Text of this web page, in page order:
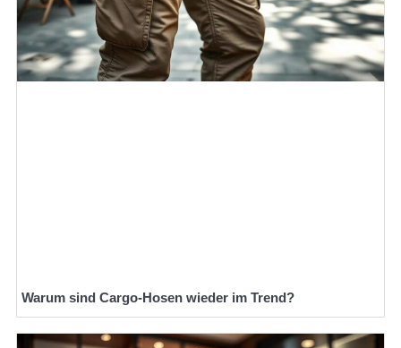
Warum sind Cargo-Hosen wieder im Trend?